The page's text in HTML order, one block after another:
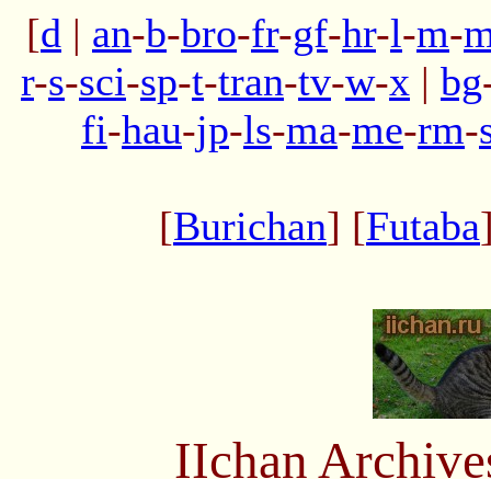
[d | an-b-bro-fr-gf-hr-l-m-
r-s-sci-sp-t-tran-tv-w-x | bg
fi-hau-jp-ls-ma-me-rm-
[Burichan] [Futaba
IIchan